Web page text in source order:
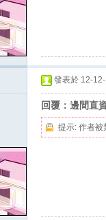
發表於 12-
回覆：邊間直
提示: 作者被